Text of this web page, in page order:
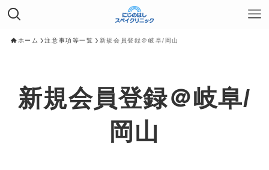
ホーム 注意事項等一覧 新規会員登録＠岐阜/岡山
新規会員登録＠岐阜/
岡山